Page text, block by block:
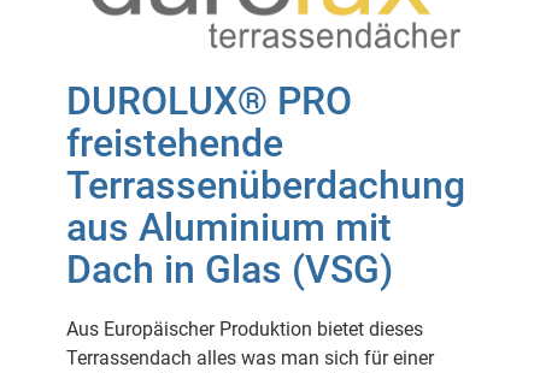
DUROLUX® PRO
freistehende
Terrassenüberdachung
aus Aluminium mit
Dach in Glas (VSG)
Aus Europäischer Produktion bietet dieses
Terrassendach alles was man sich für einer